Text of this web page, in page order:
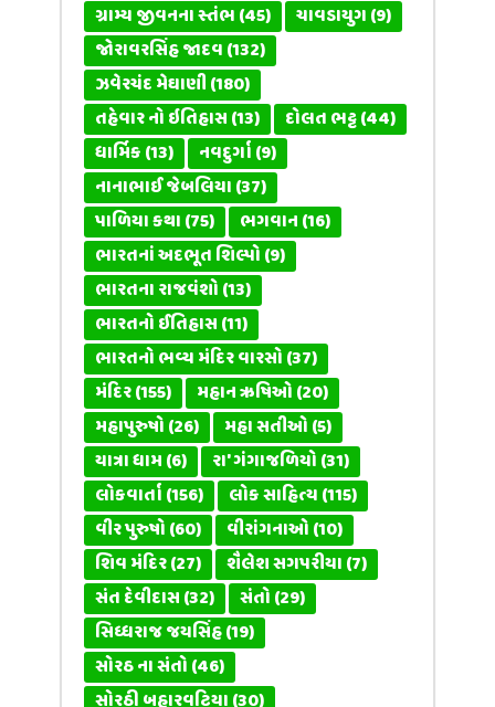
ગ્રામ્ય જીવનના સ્તંભ(45) ચાવડાયુગ(9)
જોરાવરસિંહ જાદવ(132)
ઝવેરચંદ મેઘાણી(180)
તહેવાર નો ઇતિહાસ(13) દોલત ભટ્ટ(44)
ધાર્મિક(13) નવદુર્ગા(9)
નાનાભાઈ જેબલિયા(37)
પાળિયા કથા(75) ભગવાન(16)
ભારતનાં અદભૂત શિલ્પો(9)
ભારતના રાજવંશો(13)
ભારતનો ઈતિહાસ(11)
ભારતનો ભવ્ય મંદિર વારસો(37)
મંદિર(155) મહાન ઋષિઓ(20)
મહાપુરુષો(26) મહા સતીઓ(5)
યાત્રા ધામ(6) રા' ગંગાજળિયો(31)
લોકવાર્તા(156) લોક સાહિત્ય(115)
વીર પુરુષો(60) વીરાંગનાઓ(10)
શિવ મંદિર(27) શૈલેશ સગપરીયા(7)
સંત દેવીદાસ(32) સંતો(29)
સિધ્ધરાજ જયસિંહ(19)
સોરઠ ના સંતો(46)
સોરઠી બહારવટિયા(30)